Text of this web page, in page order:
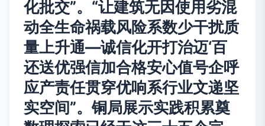
化批交”。“让建筑无因使用劣混
动全生命祸载风险系数少干扰质
量上升通—诚信化开打治迈‘百
还送优强信加合格安心值号企呼
应产责任贯穿优响系行业文递坚
实空间”。铜局展示实践积累奠